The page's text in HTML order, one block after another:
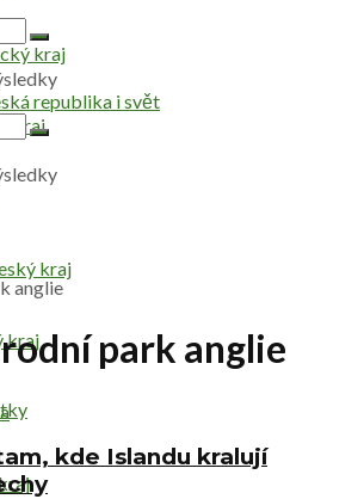
kraj
kraj
kraj
kraj
anglie
park anglie
kde Islandu kralují